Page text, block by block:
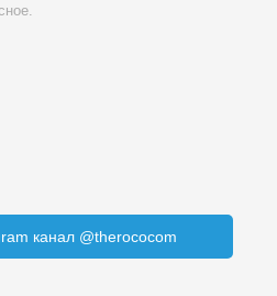
канал @therococom